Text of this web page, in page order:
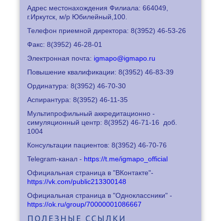
Адрес местонахождения Филиала: 664049,
г.Иркутск, м/р Юбилейный,100.
Телефон приемной директора: 8(3952) 46-53-26
Факс: 8(3952) 46-28-01
Электронная почта: igmapo@igmapo.ru
Повышение квалификации: 8(3952) 46-83-39
Ординатура: 8(3952) 46-70-30
Аспирантура: 8(3952) 46-11-35
Мультипрофильный аккредитационно -
симуляционный центр: 8(3952) 46-71-16
доб.
1004
Консультации пациентов: 8(3952) 46-70-76
Telegram-канал - https://t.me/igmapo_official
Официальная страница в "ВКонтакте"-
https://vk.com/public213300148
Официальная страница в "Одноклассники" -
https://ok.ru/group/70000001086667
ПОЛЕЗНЫЕ ССЫЛКИ